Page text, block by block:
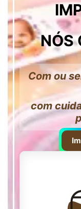
NÓS
Com ou
com